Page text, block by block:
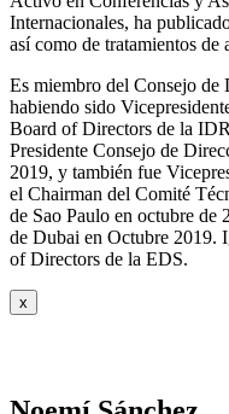
Internacionales, ha
así como de tratamientos de
Es miembro del Consejo
habiendo sido
Board of Directors de la
Presidente Consejo de
2019, y también fue
el Chairman del Comité
de Sao Paulo en octubre
de Dubai en Octubre 2019.
of Directors de la EDS.
x